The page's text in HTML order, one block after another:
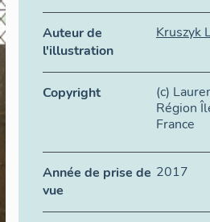
Auteur de
l'illustration
Kruszyk
Copyright
(c)
Région
France
Année de prise de
vue
2017